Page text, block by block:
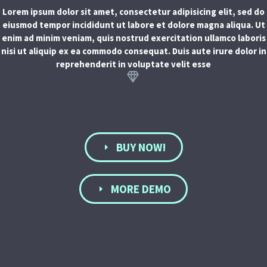
Lorem ipsum dolor sit amet, consectetur adipisicing elit, sed do
eiusmod tempor incididunt ut labore et dolore magna aliqua. Ut
enim ad minim veniam, quis nostrud exercitation ullamco laboris
nisi ut aliquip ex ea commodo consequat. Duis aute irure dolor in
reprehenderit in voluptate velit esse


E BUY NOW!
E MORE DEMO